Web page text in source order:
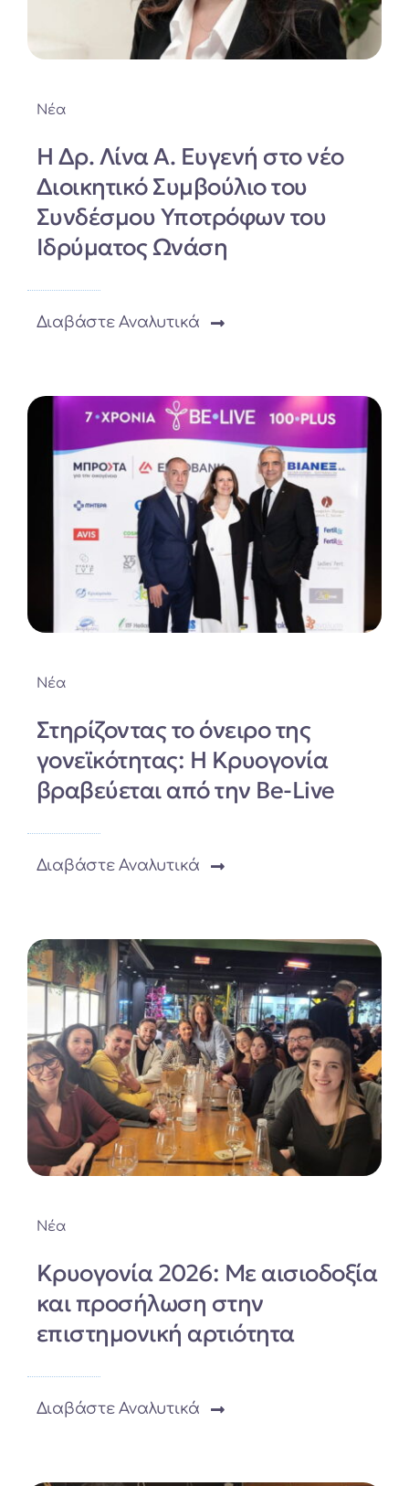
Νέα
Η Δρ. Λίνα Α. Ευγενή στο νέο
Διοικητικό Συμβούλιο του
Συνδέσμου Υποτρόφων του
Ιδρύματος Ωνάση
Διαβάστε Αναλυτικά
Νέα
Στηρίζοντας το όνειρο της
γονεϊκότητας: Η Κρυογονία
βραβεύεται από την Be-Live
Διαβάστε Αναλυτικά
Νέα
Κρυογονία 2026: Με αισιοδοξία
και προσήλωση στην
επιστημονική αρτιότητα
Διαβάστε Αναλυτικά